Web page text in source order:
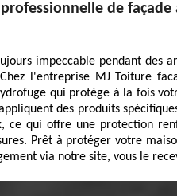
de façade
impeccable pendant des
l'entreprise MJ Toiture
qui protège à la fois
des produits
ce qui offre une protection
Prêt à protéger votre
via notre site, vous le